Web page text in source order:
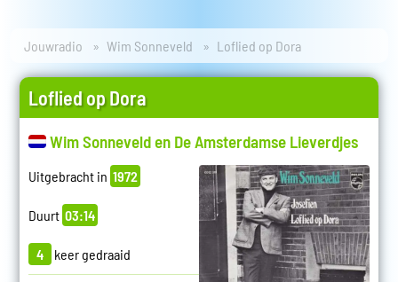
Jouwradio Wim Sonneveld Loflied op Dora
Loflied op Dora
Wim Sonneveld en De Amsterdamse Lieverdjes
Uitgebracht in 1972
Duurt 03:14
4 keer gedraaid